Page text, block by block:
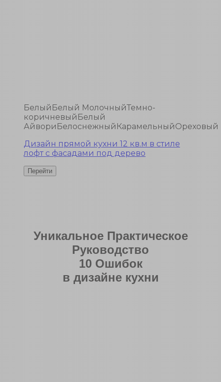
Белый Белый МолочныйТемно-
коричневый Белый
Айвори БелоснежныйКарамельныйОреховый
Дизайн прямой кухни 12 кв.м в стиле
лофт с фасадами под дерево
Уникальное Практическое
Руководство
10 Ошибок
в дизайне кухни